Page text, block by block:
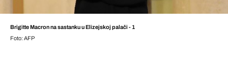
Brigitte Macron na sastanku u Elizejskoj palači - 1
Foto: AFP